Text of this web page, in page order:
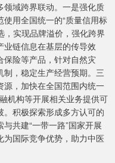
域跨界联动。一是强化质
用全国统一的“质量信用标
，实现品牌溢价，强化跨界
链信息在基层的传导效
保险等产品，针对自然灾
，稳定生产经营预期。三
，加快在全国范围内统一
机构等开展相关业务提供可
积极探索形成多方认可的
共建“一带一路”国家开展
为国际竞争优势，助力中医